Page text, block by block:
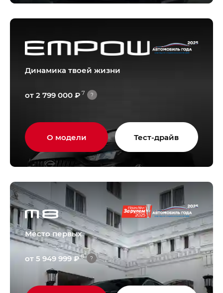
от 2 799 000 ₽ 7 ?
Динамика твоей жизни
О модели Тест-драйв
от 5 949 999 ₽8 ?
Место первых